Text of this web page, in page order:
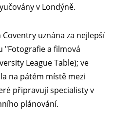
v Londýně.
uznána za nejlepší
a filmová
League Table); ve
na pátém místě mezi
připravují specialisty v
plánování.